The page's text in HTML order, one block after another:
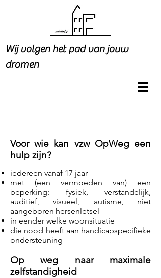
Wij volgen het pad van jouw
dromen
Voor wie kan vzw OpWeg een
hulp zijn?
iedereen vanaf 17 jaar
met (een vermoeden van) een
beperking: fysiek, verstandelijk,
auditief, visueel, autisme, niet
aangeboren hersenletsel
in eender welke woonsituatie
die nood heeft aan handicapspecifieke
ondersteuning
Op weg naar maximale
zelfstandigheid